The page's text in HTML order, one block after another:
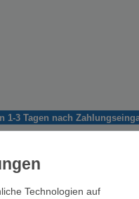
1-3 Tagen nach
Technologien auf